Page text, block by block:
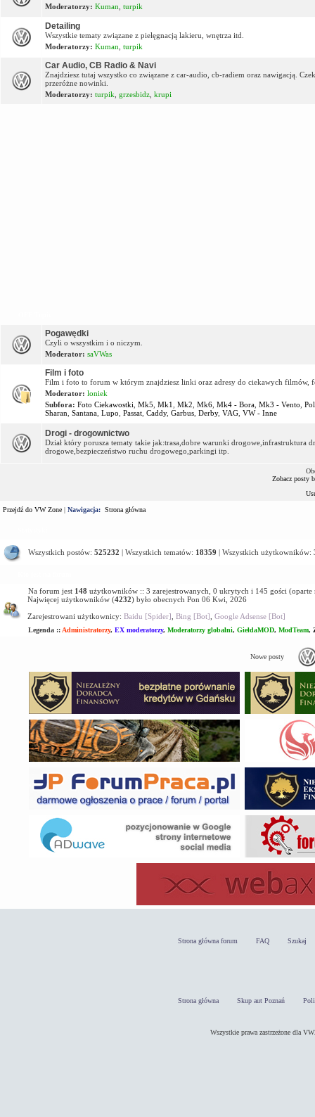
Moderatorzy: Kuman turpik
Detailing
Wszystkie tematy związane z pielęgnacją lakieru, wnętrza itd.
Moderatorzy: Kuman turpik
Car Audio, CB Radio & Navi
Znajdziesz tutaj wszystko co związane z car-audio, cb-radiem oraz nawigacją.
przeróżne nowinki.
Moderatorzy: turpik grzesbidz krupi
Pogawędki
Czyli o wszystkim i o niczym.
Moderator: saVWas
Film i foto
Film i foto to forum w którym znajdziesz linki oraz adresy do ciekawych filmów,
Moderator: loniek
Subfora: Foto Ciekawostki Mk5 Mk1 Mk2 Mk6 Mk4 - Bora Mk3 - Vento
Sharan Santana Lupo Passat Caddy, Garbus Derby, VAG VW - Inne
Drogi - drogownictwo
Dział który porusza tematy takie jak:trasa,dobre warunki drogowe,infrastruktura
drogowe,bezpieczeństwo ruchu drogowego,parkingi itp.
Zobacz posty
Przejdź do VW Zone | Nawigacja: Strona główna
Wszystkich postów: 525232 | Wszystkich tematów: 18359 | Wszystkich użytkowników:
Na forum jest 148 użytkowników :: 3 zarejestrowanych, 0 ukrytych i 145 gości
Najwięcej użytkowników (4232) było obecnych Pon 06 Kwi, 2026
Zarejestrowani użytkownicy: Baidu [Spider] Bing [Bot] Google Adsense [Bot]
Legenda :: Administratorzy, EX moderatorzy, Moderatorzy globalni, GiełdaMOD, ModTeam,
Nowe posty
Strona główna forum FAQ Szukaj
Strona główna Skup aut Poznań
Wszystkie prawa zastrzeżone dla